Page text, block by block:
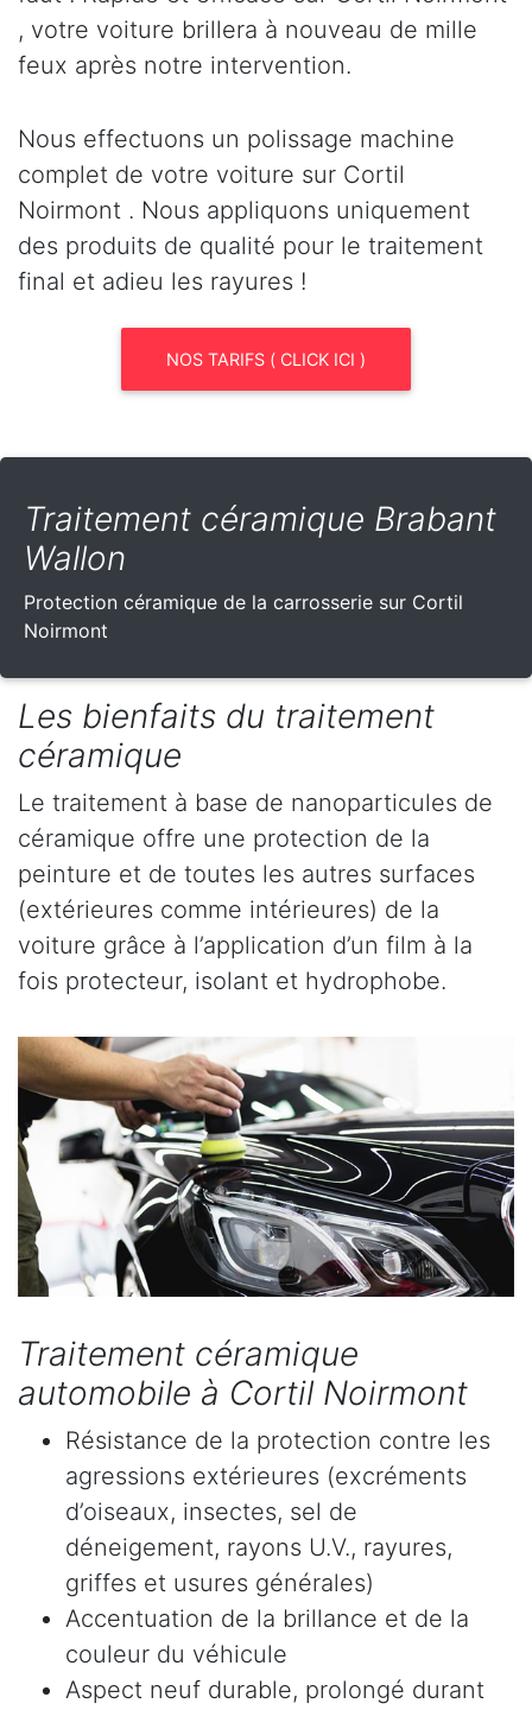
, votre voiture brillera à nouveau de mille
feux après notre intervention.
Nous effectuons un polissage machine
complet de votre voiture sur Cortil
Noirmont . Nous appliquons uniquement
des produits de qualité pour le traitement
final et adieu les rayures !
NOS TARIFS ( CLICK ICI )
Traitement céramique Brabant
Wallon
Protection céramique de la carrosserie sur Cortil
Noirmont
Les bienfaits du traitement
céramique
Le traitement à base de nanoparticules de
céramique offre une protection de la
peinture et de toutes les autres surfaces
(extérieures comme intérieures) de la
voiture grâce à l’application d’un film à la
fois protecteur, isolant et hydrophobe.
Traitement céramique
automobile à Cortil Noirmont
Résistance de la protection contre les
agressions extérieures (excréments
d’oiseaux, insectes, sel de
déneigement, rayons U.V., rayures,
griffes et usures générales)
Accentuation de la brillance et de la
couleur du véhicule
Aspect neuf durable, prolongé durant